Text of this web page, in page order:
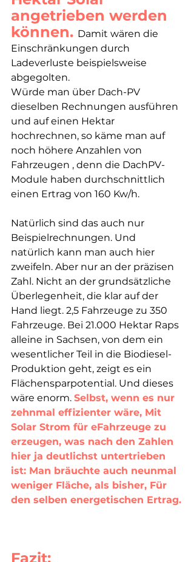
angetrieben werden
können. Damit wären die
Einschränkungen durch
Ladeverluste beispielsweise
abgegolten.
Würde man über Dach-PV
dieselben Rechnungen ausführen
und auf einen Hektar
hochrechnen, so käme man auf
noch höhere Anzahlen von
Fahrzeugen , denn die DachPV-
Module haben durchschnittlich
einen Ertrag von 160 Kw/h.
Natürlich sind das auch nur
Beispielrechnungen. Und
natürlich kann man auch hier
zweifeln. Aber nur an der präzisen
Zahl. Nicht an der grundsätzliche
Überlegenheit, die klar auf der
Hand liegt. 2,5 Fahrzeuge zu 350
Fahrzeuge. Bei 21.000 Hektar Raps
alleine in Sachsen, von dem ein
wesentlicher Teil in die Biodiesel-
Produktion geht, zeigt es ein
Flächensparpotential. Und dieses
wäre enorm. Selbst, wenn es nur
zehnmal effizienter wäre, Mit
Solar Strom für eFahrzeuge zu
erzeugen, was nach den Zahlen
hier ja deutlichst untertrieben
ist: Man bräuchte auch neunmal
weniger Fläche, als bisher, Für
den selben energetischen Ertrag.
Fazit: